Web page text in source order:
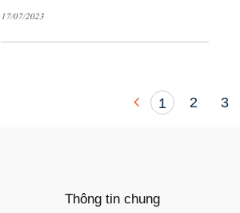
17/07/2023
1 2 3
Thông tin chung